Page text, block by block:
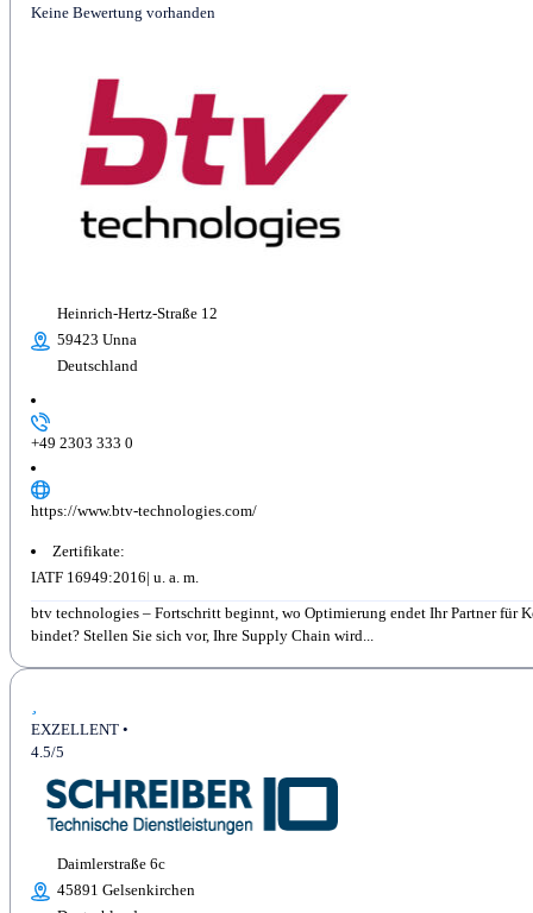
Heinrich-Hertz-Straße 12
59423 Unna
Deutschland
+49 2303 333 0
https://www.btv-technologies.com/
Zertifikate:
IATF 16949:2016
btv technologies – Fortschritt beginnt, wo Optimierung endet Ihr Partner für
bindet? Stellen Sie sich vor, Ihre Supply Chain wird...
Keine Bewertung vorhanden
Daimlerstraße 6c
45891 Gelsenkirchen
EXZELLENT •
4.5/5